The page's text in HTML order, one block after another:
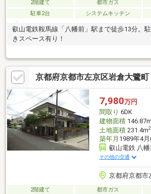
2階建て 都市ガス
駐車2台
システムキッチン
叡山電鉄鞍馬線「八幡前」駅まで徒歩13分。
きスペース有り！
京都府京都市左京区岩倉大鷺
7,980万円
間取り 6DK
建物面積146.87m
土地面積231.4m2
築年月 1989年4
叡山電鉄 八
その他の交通
京都府京都市
2階建て 都市ガス